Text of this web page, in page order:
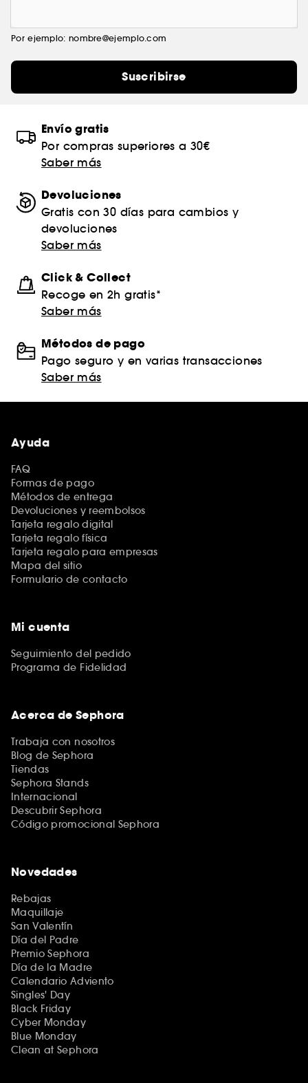
Por ejemplo: nombre@ejemplo.com
Suscribirse
Envío gratis
Por compras superiores a 30€
Saber más
Devoluciones
Gratis con 30 días para cambios y
devoluciones
Saber más
Click & Collect
Recoge en 2h gratis*
Saber más
Métodos de pago
Pago seguro y en varias transacciones
Saber más
Ayuda
FAQ
Formas de pago
Métodos de entrega
Devoluciones y reembolsos
Tarjeta regalo digital
Tarjeta regalo física
Tarjeta regalo para empresas
Mapa del sitio
Formulario de contacto
Mi cuenta
Seguimiento del pedido
Programa de Fidelidad
Acerca de Sephora
Trabaja con nosotros
Blog de Sephora
Tiendas
Sephora Stands
Internacional
Descubrir Sephora
Código promocional Sephora
Novedades
Rebajas
Maquillaje
San Valentín
Día del Padre
Premio Sephora
Día de la Madre
Calendario Adviento
Singles' Day
Black Friday
Cyber Monday
Blue Monday
Clean at Sephora